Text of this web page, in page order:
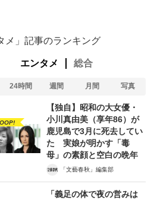
メ」記事のランキング
エンタメ 総合
24時間 週間 月間 写真
【独自】昭和の大女優・
小川真由美（享年86）が
鹿児島で3月に死去してい
た 実娘が明かす「毒
母」の素顔と空白の晩年
「文藝春秋」編集部
「義足の体で夜の営みは